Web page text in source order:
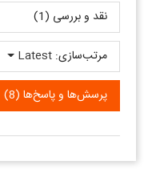
نقد و بررسی‌‌ (1)
پرسش‌ها و پاسخ‌ها (8)
مرتب‌سازی: Latest